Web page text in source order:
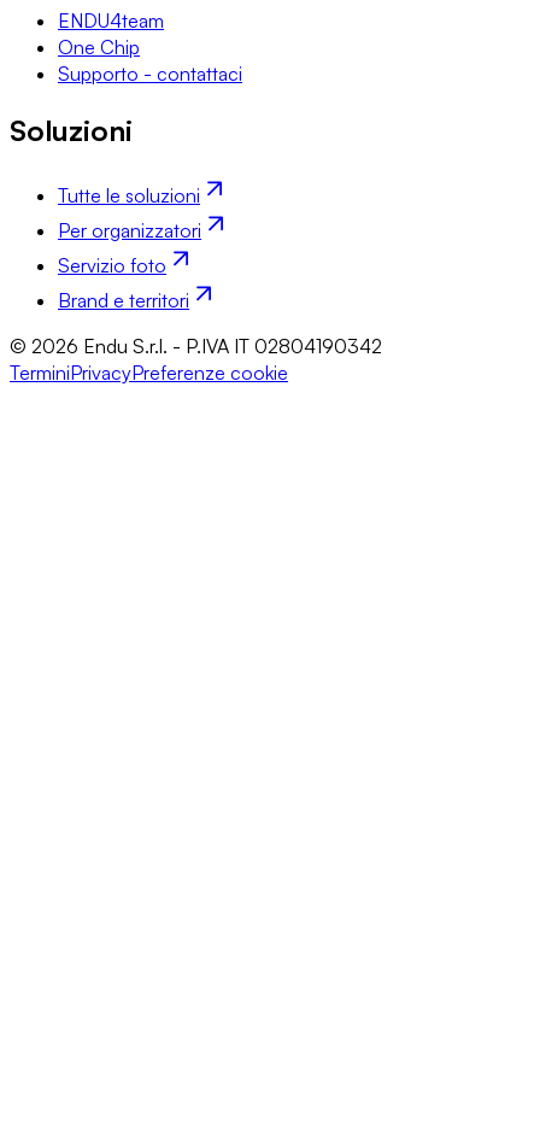
ENDU4team
One Chip
Supporto - contattaci
Soluzioni
Tutte le soluzioni
Per organizzatori
Servizio foto
Brand e territori
© 2026 Endu S.r.l. - P.IVA IT 02804190342
TerminiPrivacyPreferenze cookie